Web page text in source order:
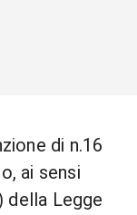
di n.16
ai sensi
della Legge